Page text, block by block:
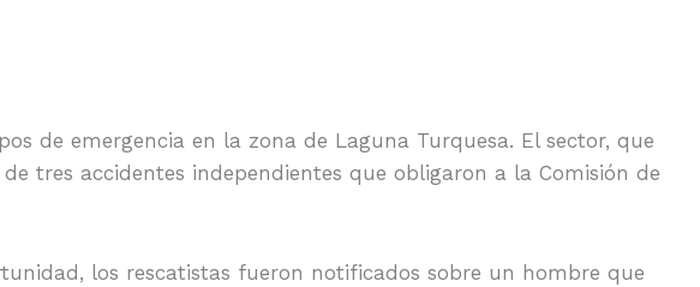
de emergencia en la zona de Laguna Turquesa. El sector, que
tres accidentes independientes que obligaron a la Comisión de
los rescatistas fueron notificados sobre un hombre que